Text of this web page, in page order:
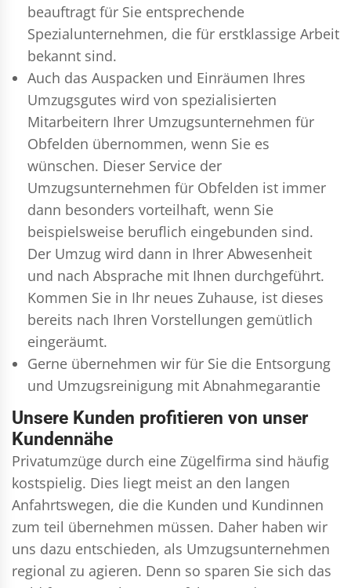
beauftragt für Sie entsprechende
Spezialunternehmen, die für erstklassige Arbeit
bekannt sind.
Auch das Auspacken und Einräumen Ihres
Umzugsgutes wird von spezialisierten
Mitarbeitern Ihrer Umzugsunternehmen für
Obfelden übernommen, wenn Sie es
wünschen. Dieser Service der
Umzugsunternehmen für Obfelden ist immer
dann besonders vorteilhaft, wenn Sie
beispielsweise beruflich eingebunden sind.
Der Umzug wird dann in Ihrer Abwesenheit
und nach Absprache mit Ihnen durchgeführt.
Kommen Sie in Ihr neues Zuhause, ist dieses
bereits nach Ihren Vorstellungen gemütlich
eingeräumt.
Gerne übernehmen wir für Sie die Entsorgung
und Umzugsreinigung mit Abnahmegarantie
Unsere Kunden profitieren von unser
Kundennähe
Privatumzüge durch eine Zügelfirma sind häufig
kostspielig. Dies liegt meist an den langen
Anfahrtswegen, die die Kunden und Kundinnen
zum teil übernehmen müssen. Daher haben wir
uns dazu entschieden, als Umzugsunternehmen
regional zu agieren. Denn so sparen Sie sich das